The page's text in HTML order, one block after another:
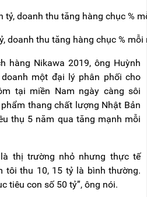
doanh thu tăng hàng chục % mỗi
hàng Nikawa 2019, ông Huỳnh
một đại lý phân phối cho
tại miền Nam ngày càng sôi
thang chất lượng Nhật Bản
thụ 5 năm qua tăng mạnh mỗi
thị trường nhỏ nhưng thực tế
tôi thu 10, 15 tỷ là bình thường.
tiêu con số 50 tỷ”, ông nói.